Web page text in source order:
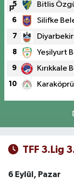
5 Bitlis
6 Silifke
7
8 Yeşilyurt
9 Kırıkkale
10
TFF 3.Lig
6 Eylül, Pazar